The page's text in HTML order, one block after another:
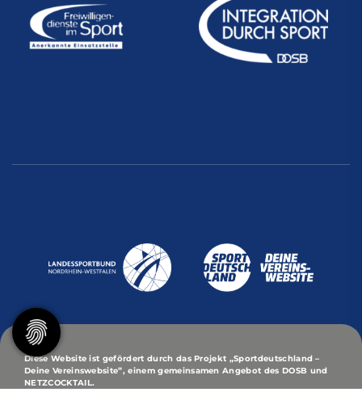
Diese Website ist gefördert durch das Projekt „Sportdeutschland –
Deine Vereinswebsite”, einem gemeinsamen Angebot des DOSB und
NETZCOCKTAIL.